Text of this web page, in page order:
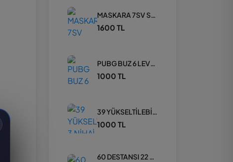
MASKARA 7SV SATILIK FIRSAT HESAP
1600 TL
PUBG BUZ 6 LEVEL HESAP
1000 TL
39 YÜKSELTİLEBİLİR 3 NİHAİ SET BOL DESTANSI FIRSAT HESAP
1000 TL
60 DESTANSI 22 YÜKSELTEBİLİR DOP D0LU HESAP